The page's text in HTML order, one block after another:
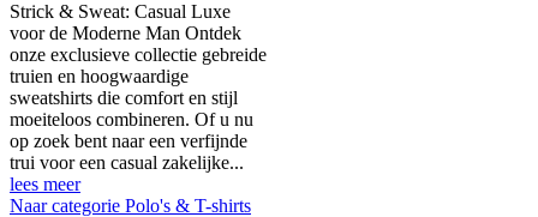
Strick & Sweat: Casual Luxe
voor de Moderne Man Ontdek
onze exclusieve collectie gebreide
truien en hoogwaardige
sweatshirts die comfort en stijl
moeiteloos combineren. Of u nu
op zoek bent naar een verfijnde
trui voor een casual zakelijke...
lees meer
Naar categorie Polo's & T-shirts